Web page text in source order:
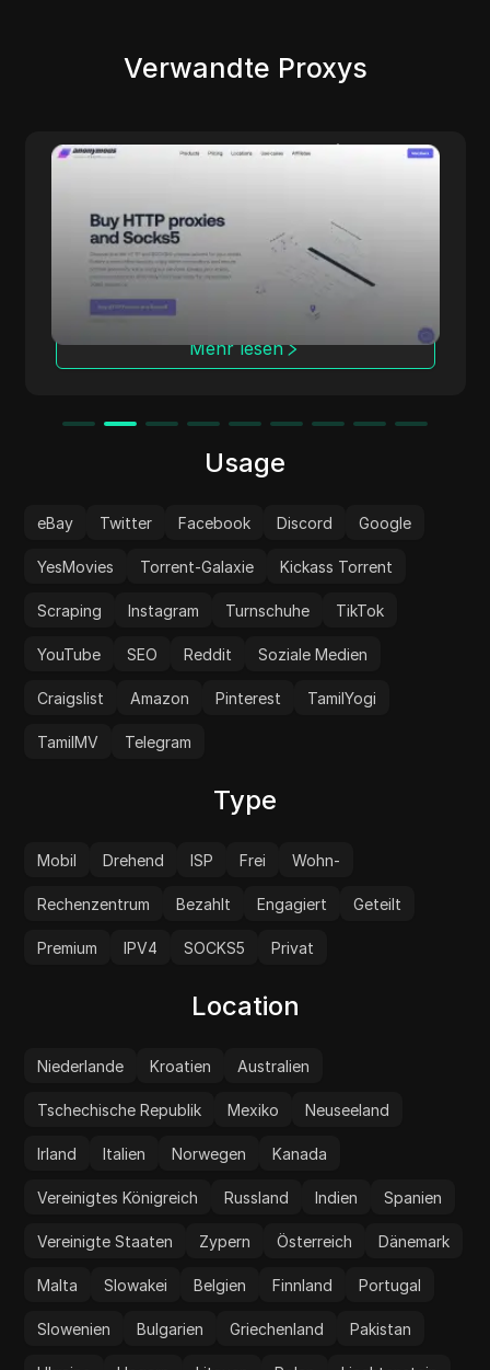
Verwandte Proxys
Anonymous Proxies
Proxy-Lösungen für alle, die Wert auf
Datenschutz, Performance und fein
abgestimmte Kontrolle legen. Mit
Rechenzentrums- und Residential-
Netzwerken, mehreren Protokollen und
Abdeckung in über 100 Ländern eignet sich
der Dienst für Aufgaben wie
Management, während Ihre Identität
Mehr lesen
Usage
eBay Twitter Facebook Discord Google
YesMovies Torrent-Galaxie Kickass Torrent
Scraping Instagram Turnschuhe TikTok
YouTube SEO Reddit Soziale Medien
Craigslist Amazon Pinterest TamilYogi
TamilMV Telegram
Type
Mobil Drehend ISP Frei Wohn-
Rechenzentrum Bezahlt Engagiert Geteilt
Premium IPV4 SOCKS5 Privat
Location
Niederlande Kroatien Australien
Tschechische Republik Mexiko Neuseeland
Irland Italien Norwegen Kanada
Vereinigtes Königreich Russland Indien Spanien
Vereinigte Staaten Zypern Österreich Dänemark
Malta Slowakei Belgien Finnland Portugal
Slowenien Bulgarien Griechenland Pakistan